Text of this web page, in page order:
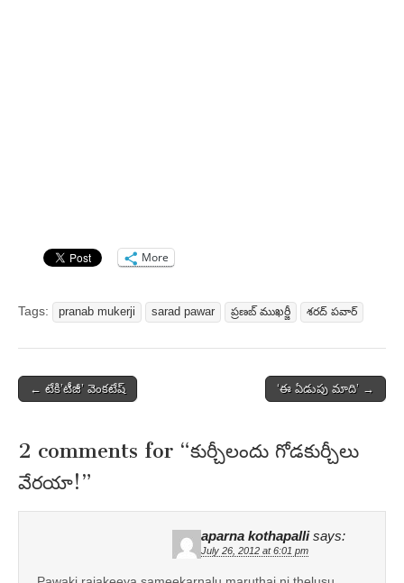
More
Tags: pranab mukerji sarad pawar ప్రణబ్ ముఖర్జీ శరద్ పవార్
Post
← టేకి’టీజీ’ వెంకటేష్‌ ‘ఈ ఏడుపు మాది’ →
2 comments for “కుర్చీలందు గోడకుర్చీలు
వేరయా!”
aparna kothapalli says:
July 26, 2012 at 6:01 pm